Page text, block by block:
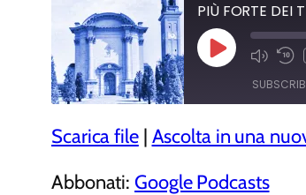
PIÙ FORTE DEI
Play
Episode
Google Podcasts
RSS FEED
SHARE
LINK
Scarica file| Ascolta in una
Abbonati:Google Podcasts